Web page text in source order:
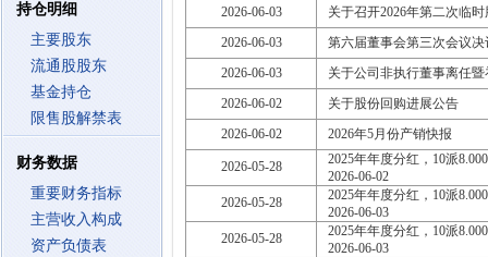
持仓明细
主要股东
流通股股东
基金持仓
限售股解禁表
财务数据
重要财务指标
主营收入构成
资产负债表
2026-06-03
关于召开2026年第二次临
2026-06-03
第六届董事会第三次会议决
2026-06-03
关于公司非执行董事离任
2026-06-02
关于股份回购进展公告
2026-06-02
2026年5月份产销快报
2026-05-28
2025年年度分红，10派
2026-06-02
2026-05-28
2025年年度分红，10派
2026-06-03
2026-05-28
2025年年度分红，10派
2026-06-03